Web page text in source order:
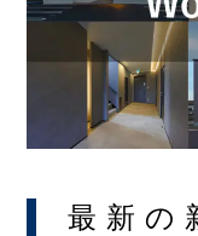
最新の